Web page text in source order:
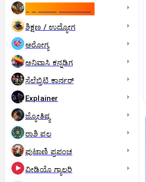
ಶಿಕ್ಷಣ / ಉದ್ಯೋಗ
ಆರೋಗ್ಯ
ಅನಿವಾಸಿ ಕನ್ನಡಿಗ
ಸೆಲೆಬ್ರಿಟಿ ಕಾರ್ನರ್‌
Explainer
ಜ್ಯೋತಿಷ್ಯ
ರಾಶಿ ಫಲ
ಪುಟಾಣಿ ಪ್ರಪಂಚ
ವೀಡಿಯೊ ಗ್ಯಾಲರಿ